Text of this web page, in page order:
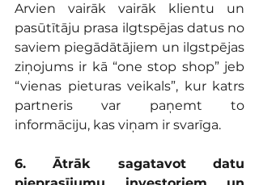
Arvien vairāk vairāk klientu un
pasūtītāju prasa ilgtspējas datus no
saviem piegādātājiem un ilgstpējas
ziņojums ir kā “one stop shop” jeb
“vienas pieturas veikals”, kur katrs
partneris var paņemt to
informāciju, kas viņam ir svarīga.
6. Ātrāk sagatavot datu